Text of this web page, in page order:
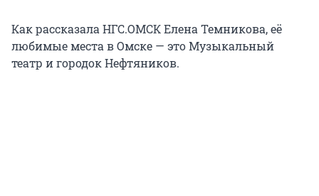
Как рассказала НГС.ОМСК Елена Темникова, её
любимые места в Омске — это Музыкальный
театр и городок Нефтяников.